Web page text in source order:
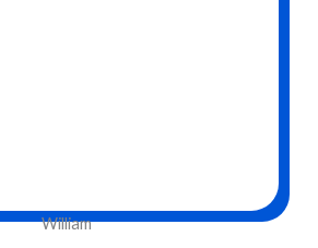
William